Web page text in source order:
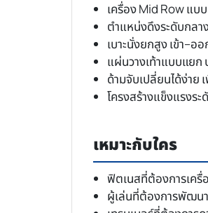
เครื่อง Mid Row แ
ตำแหน่งดึงระดับกลา
เบาะนั่งยกสูง เข้า–อ
แผ่นวางเท้าแบบแยก
ด้ามจับเปลี่ยนได้ง่าย
โครงสร้างแข็งแรงร
เหมาะกับใคร
ฟิตเนสที่ต้องการเค
ผู้เล่นที่ต้องการพัฒน